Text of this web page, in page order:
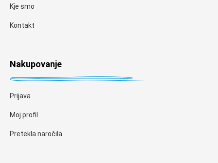
Kje smo
Kontakt
Nakupovanje
Prijava
Moj profil
Pretekla naročila